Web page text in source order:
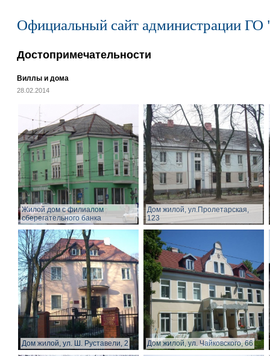
Официальный сайт администрации ГО
Достопримечательности
Виллы и дома
28.02.2014
Жилой дом с филиалом
сберегательного банка
Дом жилой, ул.Пролетарская,
123
Дом жилой, ул. Ш. Руставели, 2 Дом жилой, ул. Чайковского, 66